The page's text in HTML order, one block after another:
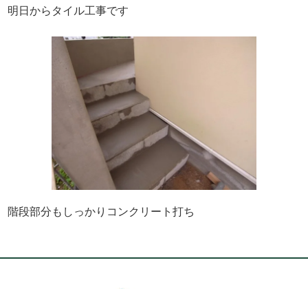
明日からタイル工事です
階段部分もしっかりコンクリート打ち